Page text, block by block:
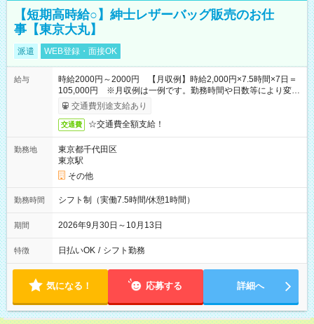
【短期高時給○】紳士レザーバッグ販売のお仕
事【東京大丸】
派遣 WEB登録・面接OK
給与
時給2000円～2000円 【月収例】時給2,000円×7.5時間×7日＝
105,000円 ※月収例は一例です。勤務時間や日数等により変動
いたします。
交通費別途支給あり
交通費 ☆交通費全額支給！
勤務地
東京都千代田区
東京駅
その他
勤務時間 シフト制（実働7.5時間/休憩1時間）
期間 2026年9月30日～10月13日
特徴 日払いOK / シフト勤務
気になる！ 応募する 詳細へ